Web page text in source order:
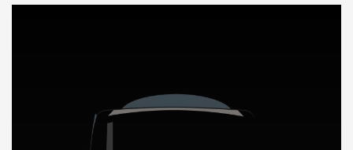
DÉCOUVREZ NOTRE IMPORTATION AUTO au Bahamas